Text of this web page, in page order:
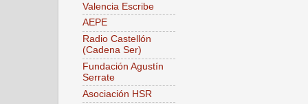
Valencia Escribe
AEPE
Radio Castellón
(Cadena Ser)
Fundación Agustín
Serrate
Asociación HSR